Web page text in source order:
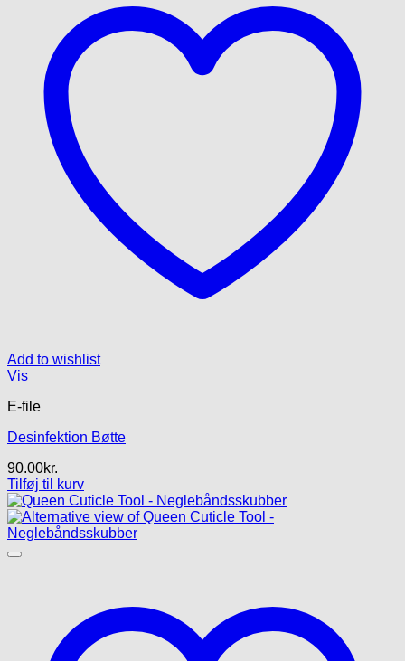
Add to wishlist
Vis
E-file
Desinfektion Bøtte
90.00kr.
Tilføj til kurv